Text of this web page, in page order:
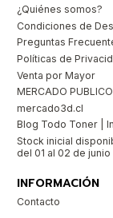
¿Quiénes somos?
Condiciones de
Preguntas
Políticas de
Venta por Mayor
MERCADO PUBLICO
mercado3d.cl
Blog Todo Toner |
Stock inicial
del 01 al 02 de
INFORMACIÓN
Contacto